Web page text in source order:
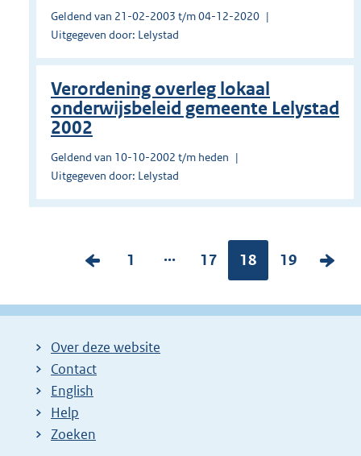
Geldend van 21-02-2003 t/m 04-12-2020
Uitgegeven door: Lelystad
Verordening overleg lokaal
onderwijsbeleid gemeente Lelystad
2002
Geldend van 10-10-2002 t/m heden
Uitgegeven door: Lelystad
V
r
g
e
a
P
g
n
1 ...
P
g
17 Pagina:
18
P
g
19
V
l
Over deze website
Contact
English
Help
Zoeken